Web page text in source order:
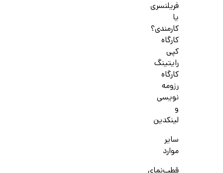
فریلنسری
یا
کارمندی؟
کارگاه
کپی
رایتینگ
کارگاه
رزومه
نویسی
و
لینکدین
سایر
موارد